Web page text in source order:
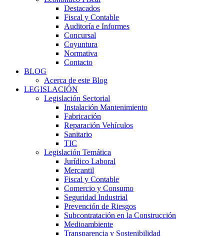
Destacados
Fiscal y Contable
Auditoría e Informes
Concursal
Coyuntura
Normativa
Contacto
BLOG
Acerca de este Blog
LEGISLACIÓN
Legislación Sectorial
Instalación Mantenimiento
Fabricación
Reparación Vehículos
Sanitario
TIC
Legislación Temática
Jurídico Laboral
Mercantil
Fiscal y Contable
Comercio y Consumo
Seguridad Industrial
Prevención de Riesgos
Subcontratación en la Construcción
Medioambiente
Transparencia y Sostenibilidad